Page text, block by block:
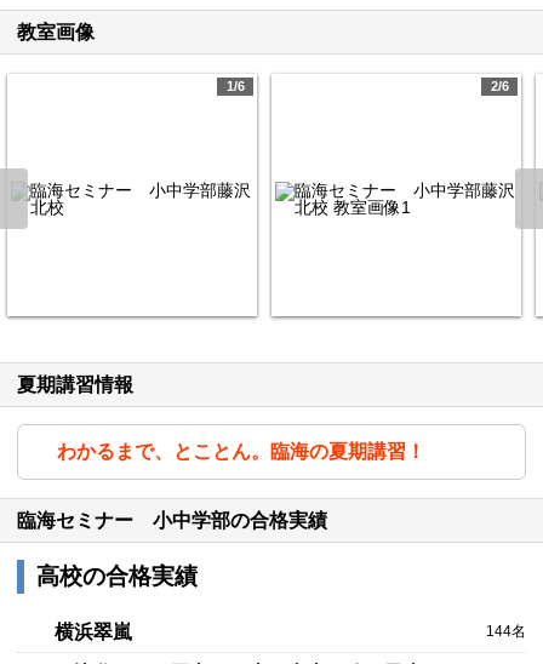
教室画像
1/6 2/6
夏期講習情報
わかるまで、とことん。臨海の夏期講習！
臨海セミナー 小中学部の合格実績
高校の合格実績
横浜翠嵐 144名